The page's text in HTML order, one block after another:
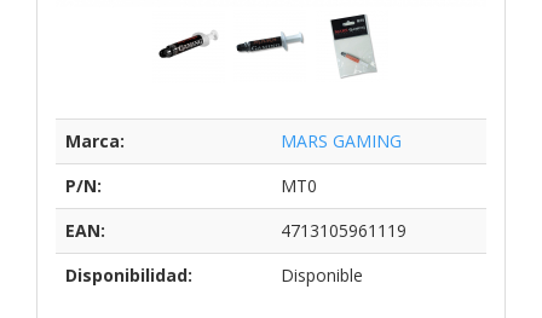
Marca:
MARS GAMING
P/N:
MT0
EAN:
4713105961119
Disponibilidad:
Disponible